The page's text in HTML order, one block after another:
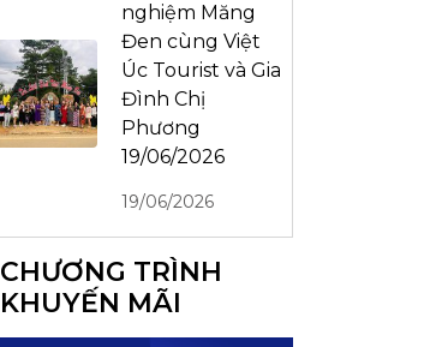
nghiệm Măng
Đen cùng Việt
Úc Tourist và Gia
Đình Chị
Phương
19/06/2026
19/06/2026
CHƯƠNG TRÌNH
KHUYẾN MÃI